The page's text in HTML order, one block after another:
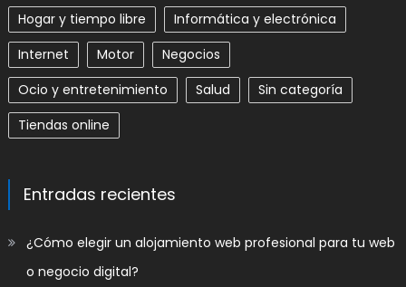
Hogar y tiempo libre
Informática y electrónica
Internet
Motor
Negocios
Ocio y entretenimiento
Salud
Sin categoría
Tiendas online
Entradas recientes
​¿Cómo elegir un alojamiento web profesional para tu web
o negocio digital?